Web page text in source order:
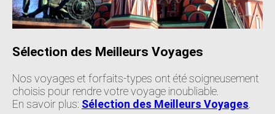
Sélection des Meilleurs Voyages
Nos voyages et forfaits-types ont été soigneusement
choisis pour rendre votre voyage inoubliable.
En savoir plus: Sélection des Meilleurs Voyages